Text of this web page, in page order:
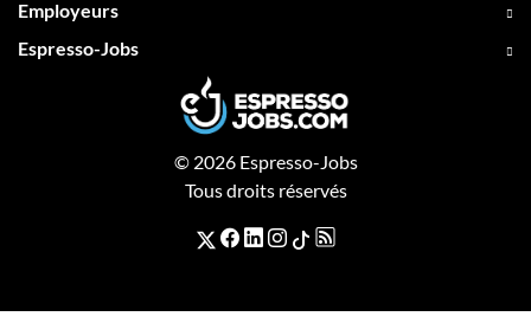
Employeurs
Espresso-Jobs
© 2026 Espresso-Jobs
Tous droits réservés